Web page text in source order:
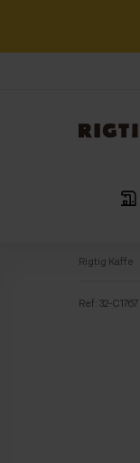
Rigtig Kaffe
Ref: 32-C1767